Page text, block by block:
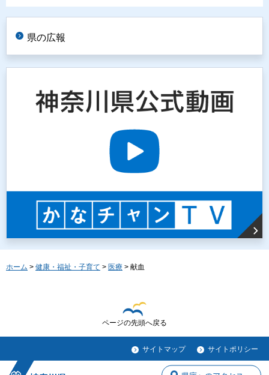
県の広報
ホーム > 健康・福祉・子育て > 医療 > 献血
ページの先頭へ戻る
サイトマップ サイトポリシー